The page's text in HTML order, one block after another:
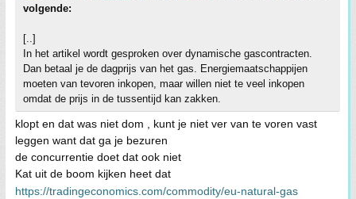
volgende:
[..]
In het artikel wordt gesproken over dynamische gascontracten.
Dan betaal je de dagprijs van het gas. Energiemaatschappijen
moeten van tevoren inkopen, maar willen niet te veel inkopen
omdat de prijs in de tussentijd kan zakken.
klopt en dat was niet dom , kunt je niet ver van te voren vast
leggen want dat ga je bezuren
de concurrentie doet dat ook niet
Kat uit de boom kijken heet dat
https://tradingeconomics.com/commodity/eu-natural-gas